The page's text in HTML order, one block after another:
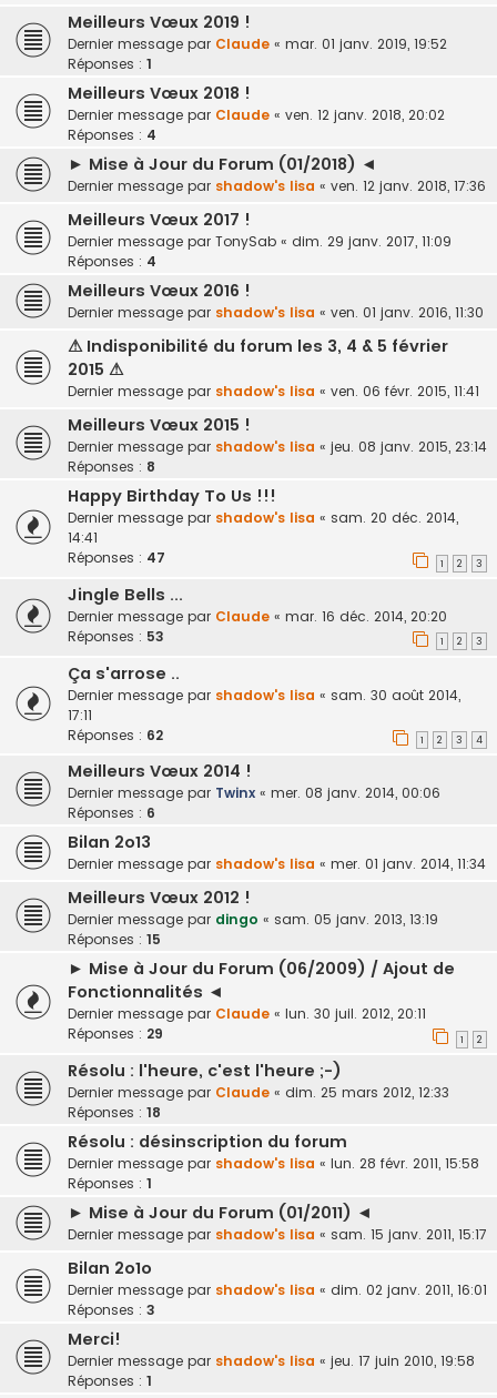
Meilleurs Vœux 2019 !
Dernier message par Claude « mar. 01 janv. 2019, 19:52
Réponses : 1
Meilleurs Vœux 2018 !
Dernier message par Claude « ven. 12 janv. 2018, 20:02
Réponses : 4
► Mise à Jour du Forum (01/2018) ◄
Dernier message par shadow's lisa « ven. 12 janv. 2018, 17:36
Meilleurs Vœux 2017 !
Dernier message par TonySab « dim. 29 janv. 2017, 11:09
Réponses : 4
Meilleurs Vœux 2016 !
Dernier message par shadow's lisa « ven. 01 janv. 2016, 11:30
⚠ Indisponibilité du forum les 3, 4 & 5 février
2015 ⚠
Dernier message par shadow's lisa « ven. 06 févr. 2015, 11:41
Meilleurs Vœux 2015 !
Dernier message par shadow's lisa « jeu. 08 janv. 2015, 23:14
Réponses : 8
Happy Birthday To Us !!!
Dernier message par shadow's lisa « sam. 20 déc. 2014,
14:41
Réponses : 47 1 2 3
Jingle Bells ...
Dernier message par Claude « mar. 16 déc. 2014, 20:20
Réponses : 53 1 2 3
Ça s'arrose ..
Dernier message par shadow's lisa « sam. 30 août 2014,
17:11
Réponses : 62 1 2 3 4
Meilleurs Vœux 2014 !
Dernier message par Twinx « mer. 08 janv. 2014, 00:06
Réponses : 6
Bilan 2o13
Dernier message par shadow's lisa « mer. 01 janv. 2014, 11:34
Meilleurs Vœux 2012 !
Dernier message par dingo « sam. 05 janv. 2013, 13:19
Réponses : 15
► Mise à Jour du Forum (06/2009) / Ajout de
Fonctionnalités ◄
Dernier message par Claude « lun. 30 juil. 2012, 20:11
Réponses : 29 1 2
Résolu : l'heure, c'est l'heure ;-)
Dernier message par Claude « dim. 25 mars 2012, 12:33
Réponses : 18
Résolu : désinscription du forum
Dernier message par shadow's lisa « lun. 28 févr. 2011, 15:58
Réponses : 1
► Mise à Jour du Forum (01/2011) ◄
Dernier message par shadow's lisa « sam. 15 janv. 2011, 15:17
Bilan 2o1o
Dernier message par shadow's lisa « dim. 02 janv. 2011, 16:01
Réponses : 3
Merci!
Dernier message par shadow's lisa « jeu. 17 juin 2010, 19:58
Réponses : 1